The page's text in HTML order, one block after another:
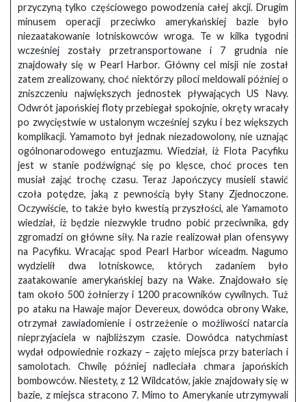
przyczyną tylko częściowego powodzenia całej akcji. Drugim
minusem operacji przeciwko amerykańskiej bazie było
niezaatakowanie lotniskowców wroga. Te w kilka tygodni
wcześniej zostały przetransportowane i 7 grudnia nie
znajdowały się w Pearl Harbor. Główny cel misji nie został
zatem zrealizowany, choć niektórzy piloci meldowali później o
zniszczeniu największych jednostek pływających US Navy.
Odwrót japońskiej floty przebiegał spokojnie, okręty wracały
po zwycięstwie w ustalonym wcześniej szyku i bez większych
komplikacji. Yamamoto był jednak niezadowolony, nie uznając
ogólnonarodowego entuzjazmu. Wiedział, iż Flota Pacyfiku
jest w stanie podźwignąć się po klęsce, choć proces ten
musiał zająć trochę czasu. Teraz Japończycy musieli stawić
czoła potędze, jaką z pewnością były Stany Zjednoczone.
Oczywiście, to także było kwestią przyszłości, ale Yamamoto
wiedział, iż będzie niezwykle trudno pobić przeciwnika, gdy
zgromadzi on główne siły. Na razie realizował plan ofensywy
na Pacyfiku. Wracając spod Pearl Harbor wiceadm. Nagumo
wydzielił dwa lotniskowce, których zadaniem było
zaatakowanie amerykańskiej bazy na Wake. Znajdowało się
tam około 500 żołnierzy i 1200 pracowników cywilnych. Tuż
po ataku na Hawaje major Devereux, dowódca obrony Wake,
otrzymał zawiadomienie i ostrzeżenie o możliwości natarcia
nieprzyjaciela w najbliższym czasie. Dowódca natychmiast
wydał odpowiednie rozkazy – zajęto miejsca przy bateriach i
samolotach. Chwilę później nadleciała chmara japońskich
bombowców. Niestety, z 12 Wildcatów, jakie znajdowały się w
bazie, z miejsca stracono 7. Mimo to Amerykanie utrzymywali